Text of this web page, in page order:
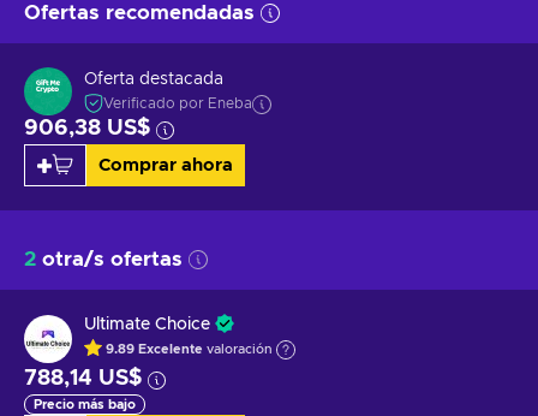
Ofertas recomendadas
Oferta destacada
Verificado por Eneba
906,38 US$
Comprar ahora
2 otra/s ofertas
Ultimate Choice
9.89 Excelente valoración
788,14 US$
Precio más bajo